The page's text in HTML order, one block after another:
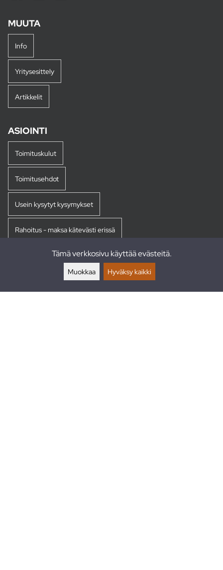
MUUTA
Info
Yritysesittely
Artikkelit
ASIOINTI
Toimituskulut
Toimitusehdot
Usein kysytyt kysymykset
Rahoitus - maksa kätevästi erissä
Tämä verkkosivu käyttää evästeitä.
Muokkaa Hyväksy kaikki